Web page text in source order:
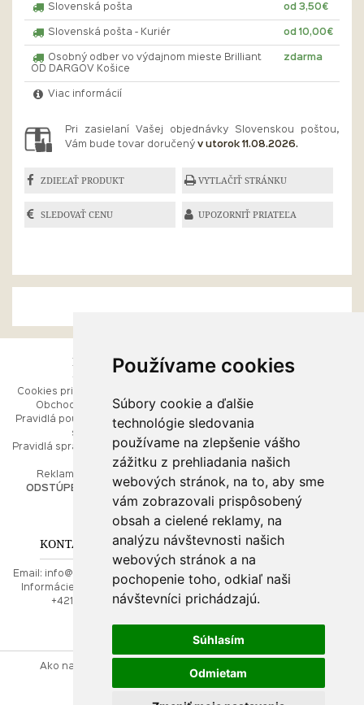
Používame cookies
Súbory cookie a ďalšie
technológie sledovania
používame na zlepšenie vášho
zážitku z prehliadania našich
webových stránok, na to, aby sme
vám zobrazovali prispôsobený
obsah a cielené reklamy, na
analýzu návštevnosti našich
webových stránok a na
pochopenie toho, odkiaľ naši
návštevníci prichádzajú.
Súhlasím
Odmietam
Slovenská pošta od 3,50€
Slovenská pošta - Kuriér od 10,00€
Osobný odber vo výdajnom mieste Brilliant
OD DARGOV Košice
zdarma
Viac informácií
Pri zasielaní Vašej objednávky Slovenskou poštou,
Vám bude tovar doručený v utorok 11.08.2026.
ZDIEĽAŤ PRODUKT VYTLAČIŤ STRÁNKU
SLEDOVAŤ CENU UPOZORNIŤ PRIATEĽA
ESHOP
Cookies pri prezeraní stránok
Obchodné podmienky
Pravidlá používania webových
stránok
Pravidlá spracúvania osobných
Reklamačný poriadok
ODSTÚPENIE OD ZMLUVY
RÝCHLE MENU
Ako balíme Vaše šperky
Kontaktujte nás
PORADŇA
Ako nakupovať
O drahých kovoch
Doprava a poštovné
KONTAKT NA NÁS
Email:
info@najkrajsiesperky.sk
Informácie:
+421917 881556,
+421556224323
Ako nakupovať Kontaktujte nás
Obchodné podmienky